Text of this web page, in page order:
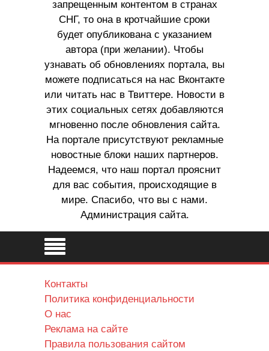
запрещенным контентом в странах
СНГ, то она в кротчайшие сроки
будет опубликована с указанием
автора (при желании). Чтобы
узнавать об обновлениях портала, вы
можете подписаться на нас Вконтакте
или читать нас в Твиттере. Новости в
этих социальных сетях добавляются
мгновенно после обновления сайта.
На портале присутствуют рекламные
новостные блоки наших партнеров.
Надеемся, что наш портал прояснит
для вас события, происходящие в
мире. Спасибо, что вы с нами.
Администрация сайта.
Контакты
Политика конфиденциальности
О нас
Реклама на сайте
Правила пользования сайтом